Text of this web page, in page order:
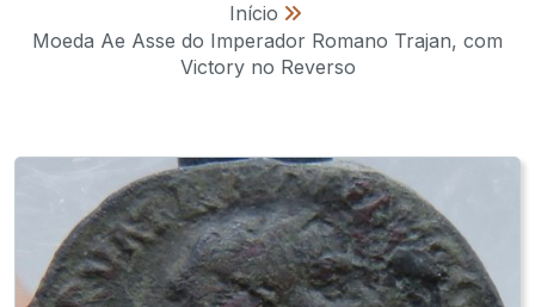
Início »
Moeda Ae Asse do Imperador Romano Trajan, com
Victory no Reverso